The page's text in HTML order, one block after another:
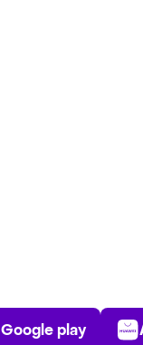
Play Store
Google play